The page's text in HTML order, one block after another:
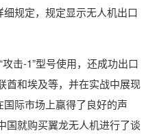
规定，规定显示无人机出口
击-1”型号使用，还成功出口
酋和埃及等，并在实战中展现
际市场上赢得了良好的声
国就购买翼龙无人机进行了谈